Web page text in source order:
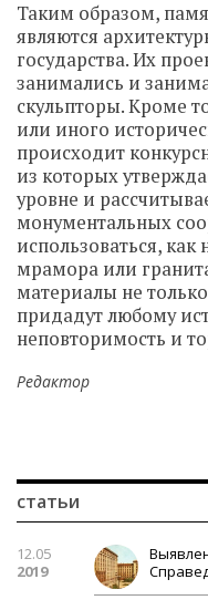
Таким образом,
являются
государства. Их
занимались и
скульпторы. Кроме
или иного
происходит
из которых
уровне и
монументальных
использоваться,
мрамора или
материалы не
придадут любому
неповторимость и
Редактор
статьи
12.05
2019